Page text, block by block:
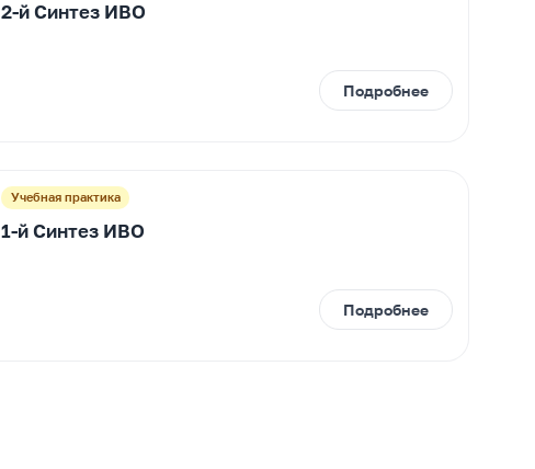
2-й Синтез ИВО
Подробнее
Учебная практика
1-й Синтез ИВО
Подробнее